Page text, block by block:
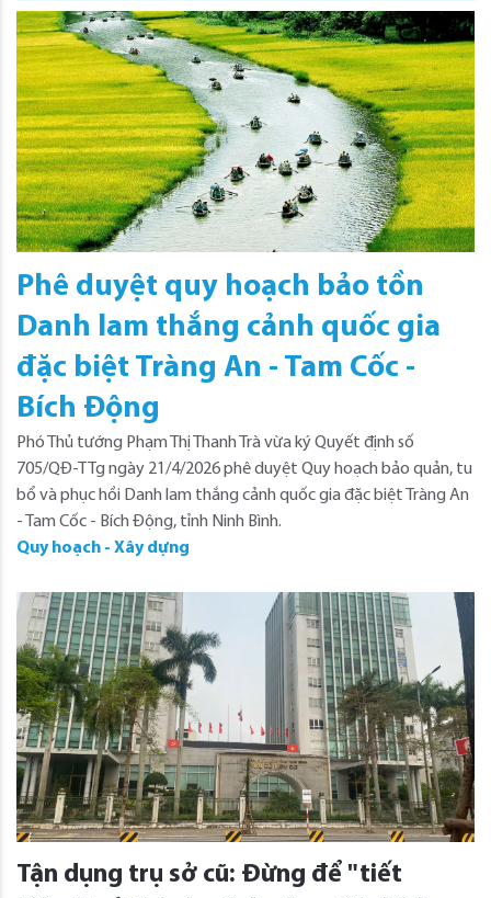
Phê duyệt quy hoạch bảo tồn
Danh lam thắng cảnh quốc gia
đặc biệt Tràng An - Tam Cốc -
Bích Động
Phó Thủ tướng Phạm Thị Thanh Trà vừa ký Quyết định số
705/QĐ-TTg ngày 21/4/2026 phê duyệt Quy hoạch bảo quản, tu
bổ và phục hồi Danh lam thắng cảnh quốc gia đặc biệt Tràng An
- Tam Cốc - Bích Động, tỉnh Ninh Bình.
Quy hoạch - Xây dựng
Tận dụng trụ sở cũ: Đừng để "tiết